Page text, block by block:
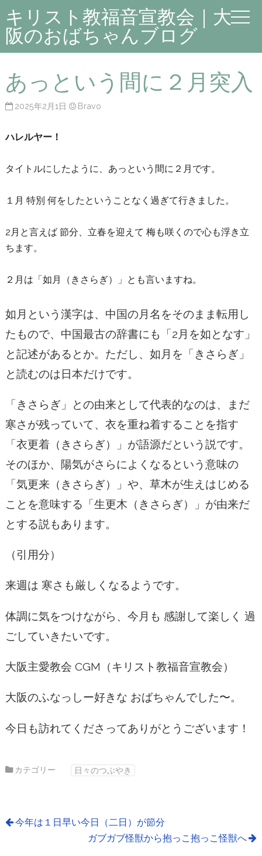
キリスト教福音宣教会｜大
阪のおばちゃんブログ
あっという間に２月突入
2025年2月1日 Bravo
ハレルヤー！
タイトルにしたように、あっという間に２月です。
１月 特別 何をしたということなく過ぎて行きました。
2月と言えば 節分、立春を迎えて 梅も咲くので心も浮き立
ちます。
２月は「如月（きさらぎ）」とも言いますね。
如月という漢字は、中国の月名をそのまま転用し
たもので、中国最古の辞書にも「2月を如となす」
と記述があるとか。ただし、如月を「きさらぎ」
と読むのは日本だけです。
「きさらぎ」との由来として代表的なのは、まだ
寒さが残っていて、衣を重ね着することを指す
「衣更着（きさらぎ）」が語源だという説です。
そのほか、陽気がさらによくなるという意味の
「気更来（きさらぎ）」や、草木が生えはじめる
ことを意味する「生更木（きさらぎ）」が由来だ
とする説もあります。
（引用分）
来週は 寒さも厳しくなるようです。
体調に気をつけながら、今月も 感謝して楽しく 過
ごしていきたいです。
大阪主愛教会 CGM（キリスト教福音宣教会）
大阪のふなっしー好きな おばちゃんでした〜。
今日も訪れてくださってありがとうございます！
カテゴリー 日々のつぶやき
今年は１日早い今日（二日）が節分
ガブガブ怪獣から抱っこ抱っこ怪獣へ